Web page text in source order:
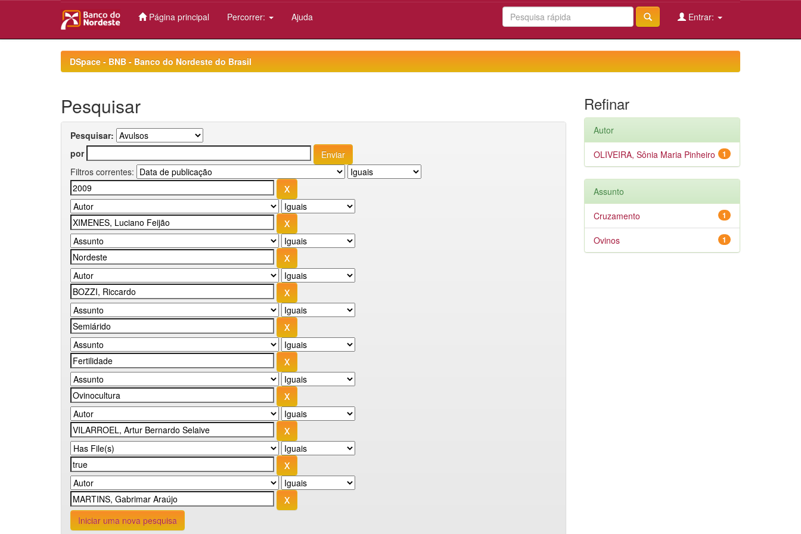
Página principal Percorrer: Ajuda Entrar:
DSpace - BNB - Banco do Nordeste do Brasil
Pesquisar
Pesquisar:
por
Filtros correntes:
Iniciar uma nova pesquisa
Refinar
Autor
1
OLIVEIRA, Sônia Maria Pinheiro
Assunto
1
Cruzamento
1
Ovinos